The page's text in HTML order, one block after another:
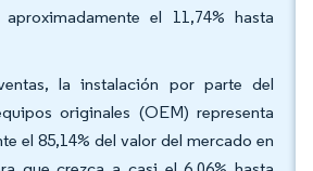
el 11,74% hasta
la instalación por parte del
originales (OEM) representa
el 85,14% del valor del mercado en